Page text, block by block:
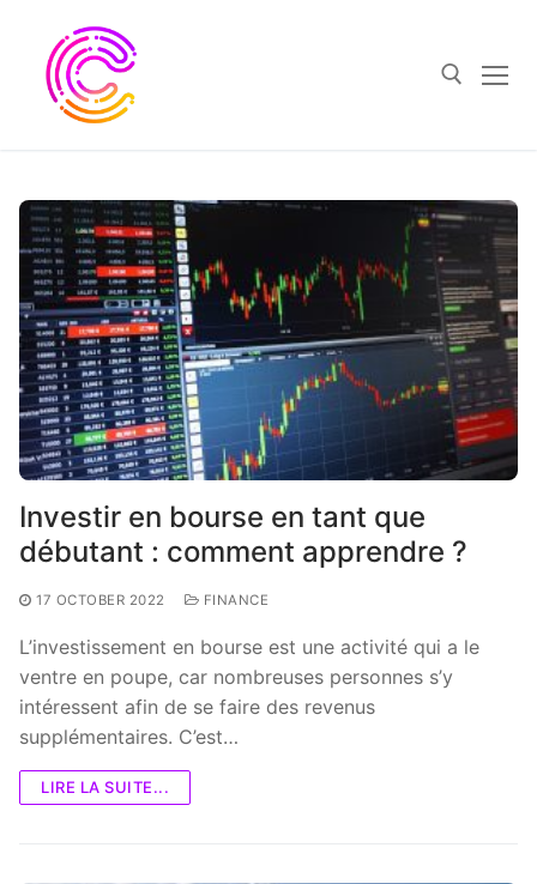
content
Investir en bourse en tant que
débutant : comment apprendre ?
17 OCTOBER 2022 FINANCE
L’investissement en bourse est une activité qui a le
ventre en poupe, car nombreuses personnes s’y
intéressent afin de se faire des revenus
supplémentaires. C’est…
LIRE LA SUITE...